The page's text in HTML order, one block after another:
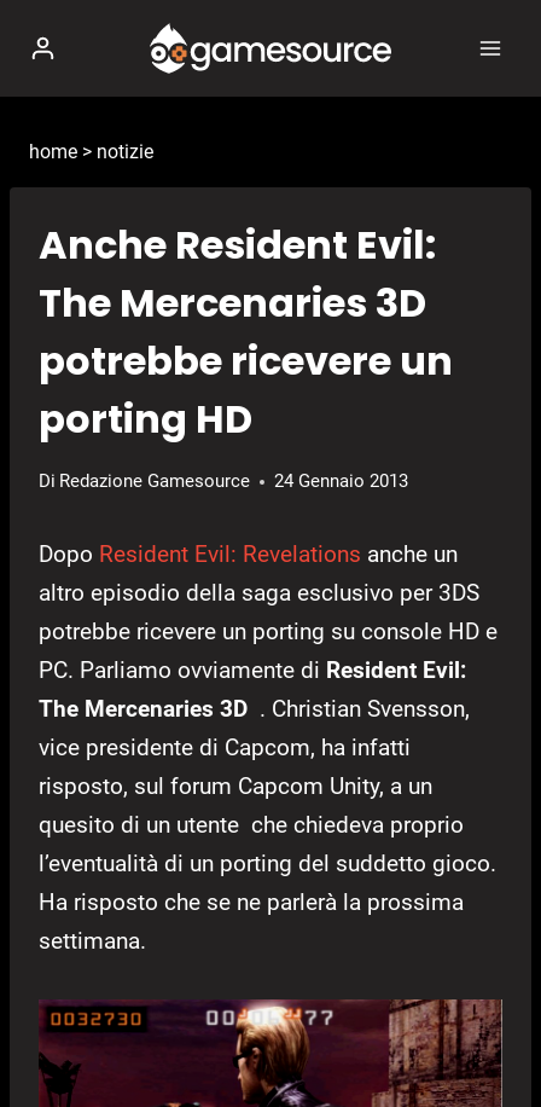
contenuto
home > notizie
Anche Resident Evil:
The Mercenaries 3D
potrebbe ricevere un
porting HD
Di Redazione Gamesource 24 Gennaio 2013
Dopo Resident Evil: Revelations anche un
altro episodio della saga esclusivo per 3DS
potrebbe ricevere un porting su console HD e
PC. Parliamo ovviamente di Resident Evil:
The Mercenaries 3D . Christian Svensson,
vice presidente di Capcom, ha infatti
risposto, sul forum Capcom Unity, a un
quesito di un utente che chiedeva proprio
l’eventualità di un porting del suddetto gioco.
Ha risposto che se ne parlerà la prossima
settimana.